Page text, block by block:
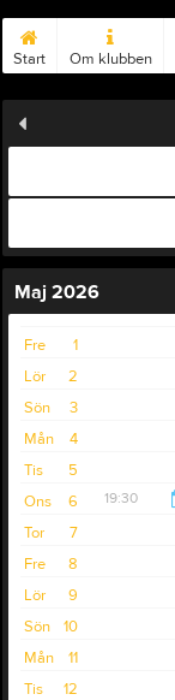
Start Om klubben
Maj 2026
1
Fre
2
Lör
3
Sön
4
Mån
5
Tis
6
Ons 19:30
7
Tor
8
Fre
9
Lör
10
Sön
11
Mån
12
Tis